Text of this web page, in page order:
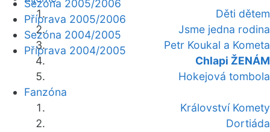
Děti dětem
Jsme jedna rodina
Petr Koukal a Kometa
Chlapi ŽENÁM
Hokejová tombola
Fanzóna
Království Komety
Dortiáda
Sezóna 2005/2006
Příprava 2005/2006
Sezóna 2004/2005
Příprava 2004/2005